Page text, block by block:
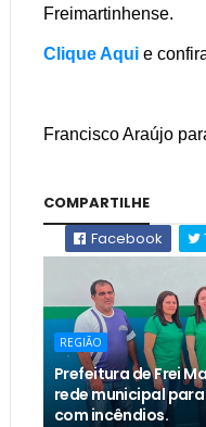
Freimartinhense.
Clique Aquie
Francisco Araújo
COMPARTILHE
Facebook
REGIÃO
Prefeitura de Frei
rede municipal
com incêndios.